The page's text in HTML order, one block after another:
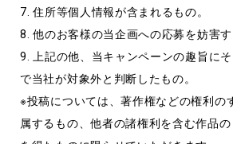
7. 住所等個人情報が含まれるもの。
8. 他のお客様の当企画への応募を妨害
9. 上記の他、当キャンペーンの趣旨に
で当社が対象外と判断したもの。
※投稿については、著作権などの権利の
属するもの、他者の諸権利を含む作品